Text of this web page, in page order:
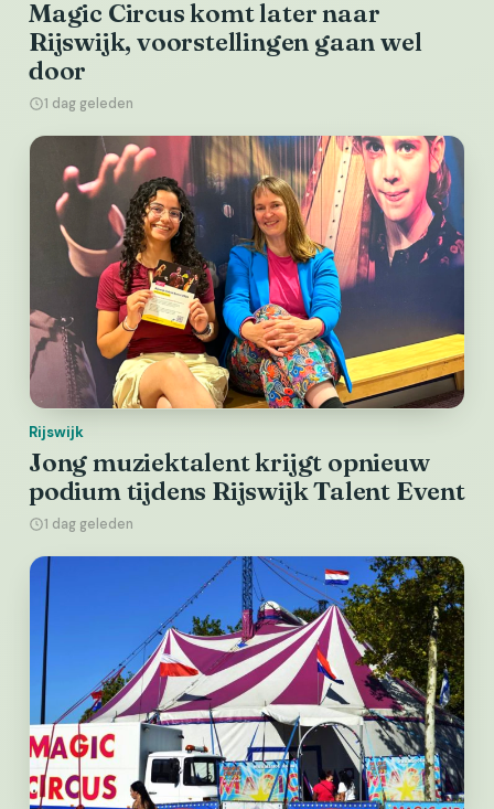
Magic Circus komt later naar
Rijswijk, voorstellingen gaan wel
door
1 dag geleden
Rijswijk
Jong muziektalent krijgt opnieuw
podium tijdens Rijswijk Talent Event
1 dag geleden